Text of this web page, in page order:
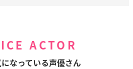
ACTOR
なっている声優さん